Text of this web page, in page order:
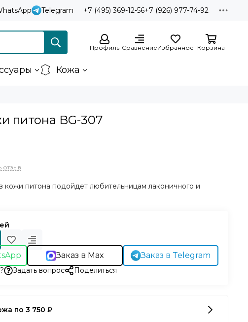
Telegram +7 (495) 369-12-56+7 (926) 977-74-92
Профиль СравнениеИзбранное Корзина
Кожа
питона BG-307
отзыв
кожи питона подойдет любительницам лаконичного и
Заказ в Max Заказ в Telegram
Задать вопрос Поделиться
по 3 750 ₽